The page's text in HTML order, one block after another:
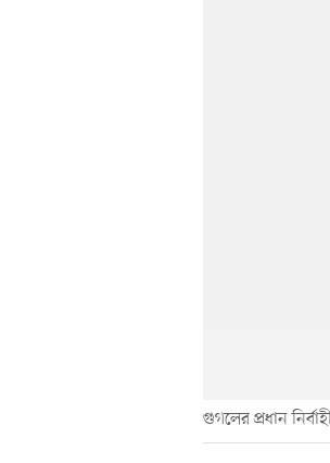
গুগলের প্রধান